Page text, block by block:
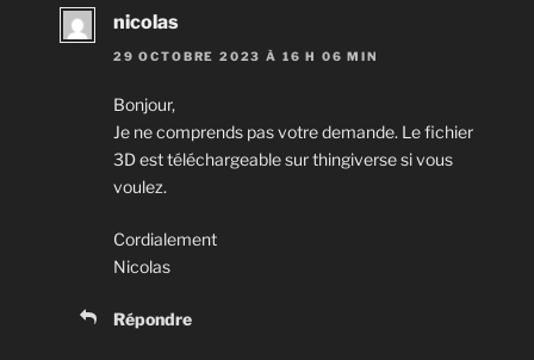
nicolas
29 OCTOBRE 2023 À 16 H 06 MIN
Bonjour,
Je ne comprends pas votre demande. Le fichier
3D est téléchargeable sur thingiverse si vous
voulez.
Cordialement
Nicolas
Répondre